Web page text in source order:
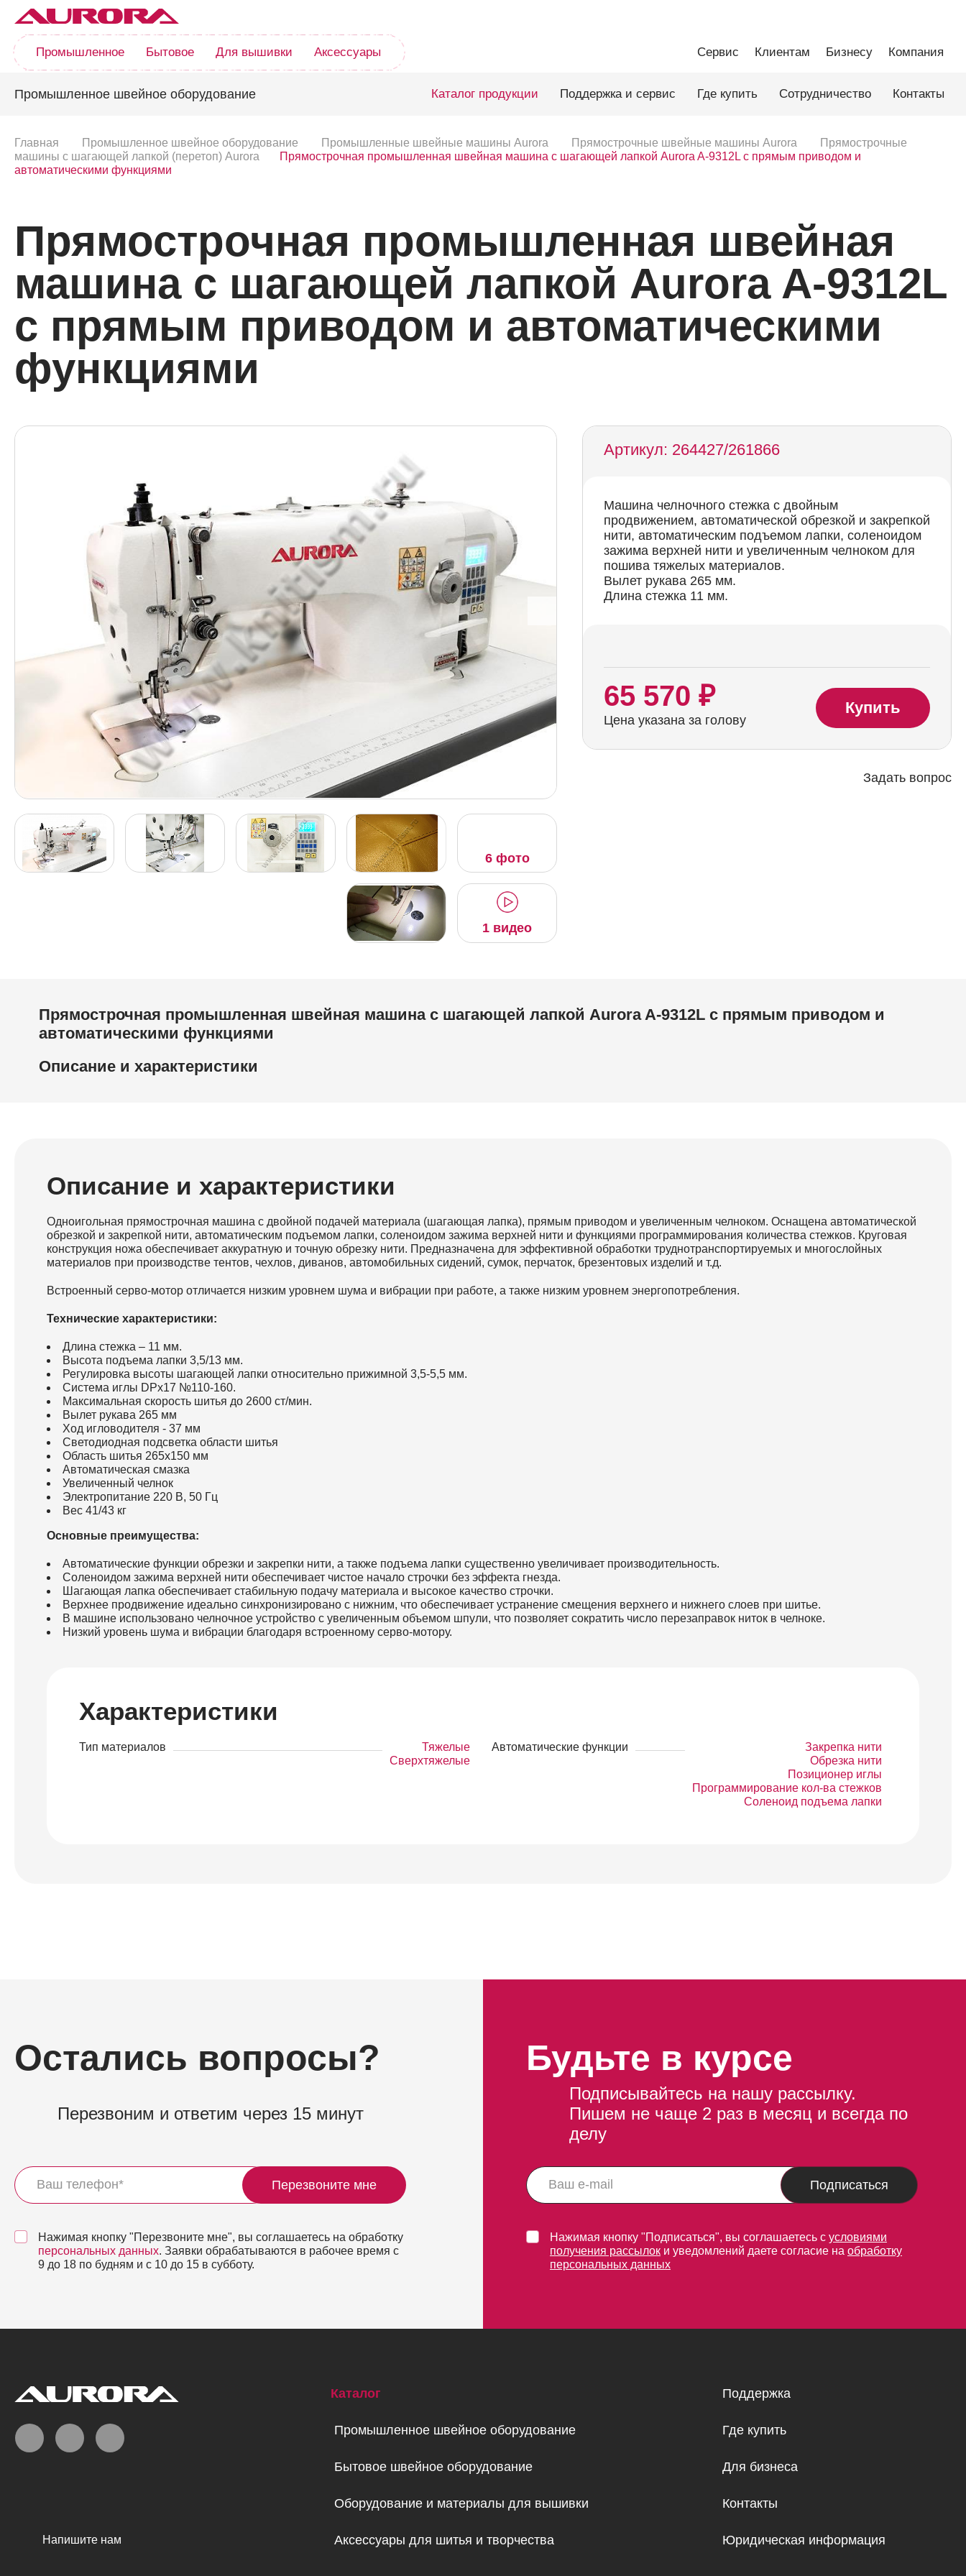
Промышленное Бытовое Для вышивки Аксессуары Сервис Клиентам Бизнесу Компания
Промышленное швейное оборудование Каталог продукции Поддержка и сервис Где купить Сотрудничество Контакты
Главная Промышленное швейное оборудование Промышленные швейные машины Aurora Прямострочные швейные машины Aurora
Прямострочные
машины с шагающей лапкой (перетоп) Aurora
Прямострочная промышленная швейная машина с шагающей лапкой Aurora A-9312L с прямым приводом и
автоматическими функциями
Прямострочная промышленная швейная
машина с шагающей лапкой Aurora A-9312L
с прямым приводом и автоматическими
функциями
6 фото
1 видео
Артикул: 264427/261866
Машина челночного стежка с двойным
продвижением, автоматической обрезкой и закрепкой
нити, автоматическим подъемом лапки, соленоидом
зажима верхней нити и увеличенным челноком для
пошива тяжелых материалов.
Вылет рукава 265 мм.
Длина стежка 11 мм.
65 570 ₽
Цена указана за голову
Купить
Задать вопрос
Прямострочная промышленная швейная машина с шагающей лапкой Aurora A-9312L с прямым приводом и
автоматическими функциями
Описание и характеристики
Описание и характеристики
Одноигольная прямострочная машина с двойной подачей материала (шагающая лапка), прямым приводом и увеличенным челноком. Оснащена автоматической
обрезкой и закрепкой нити, автоматическим подъемом лапки, соленоидом зажима верхней нити и функциями программирования количества стежков. Круговая
конструкция ножа обеспечивает аккуратную и точную обрезку нити. Предназначена для эффективной обработки труднотранспортируемых и многослойных
материалов при производстве тентов, чехлов, диванов, автомобильных сидений, сумок, перчаток, брезентовых изделий и т.д.
Встроенный серво-мотор отличается низким уровнем шума и вибрации при работе, а также низким уровнем энергопотребления.
Технические характеристики:
Длина стежка – 11 мм.
Высота подъема лапки 3,5/13 мм.
Регулировка высоты шагающей лапки относительно прижимной 3,5-5,5 мм.
Система иглы DPx17 №110-160.
Максимальная скорость шитья до 2600 ст/мин.
Вылет рукава 265 мм
Ход игловодителя - 37 мм
Светодиодная подсветка области шитья
Область шитья 265х150 мм
Автоматическая смазка
Увеличенный челнок
Электропитание 220 В, 50 Гц
Вес 41/43 кг
Основные преимущества:
Автоматические функции обрезки и закрепки нити, а также подъема лапки существенно увеличивает производительность.
Соленоидом зажима верхней нити обеспечивает чистое начало строчки без эффекта гнезда.
Шагающая лапка обеспечивает стабильную подачу материала и высокое качество строчки.
Верхнее продвижение идеально синхронизировано с нижним, что обеспечивает устранение смещения верхнего и нижнего слоев при шитье.
В машине использовано челночное устройство с увеличенным объемом шпули, что позволяет сократить число перезаправок ниток в челноке.
Низкий уровень шума и вибрации благодаря встроенному серво-мотору.
Характеристики
Тип материалов
Тяжелые
Сверхтяжелые
Автоматические функции
Закрепка нити
Обрезка нити
Позиционер иглы
Программирование кол-ва стежков
Соленоид подъема лапки
Остались вопросы?
Перезвоним и ответим через 15 минут
Перезвоните мне
Нажимая кнопку "Перезвоните мне", вы соглашаетесь на обработку
персональных данных. Заявки обрабатываются в рабочее время с
9 до 18 по будням и с 10 до 15 в субботу.
Будьте в курсе
Подписывайтесь на нашу рассылку.
Пишем не чаще 2 раз в месяц и всегда по
делу
Подписаться
Нажимая кнопку "Подписаться", вы соглашаетесь с условиями
получения рассылок и уведомлений даете согласие на обработку
персональных данных
Напишите нам
Каталог
Промышленное швейное оборудование
Бытовое швейное оборудование
Оборудование и материалы для вышивки
Аксессуары для шитья и творчества
Поддержка
Где купить
Для бизнеса
Контакты
Юридическая информация